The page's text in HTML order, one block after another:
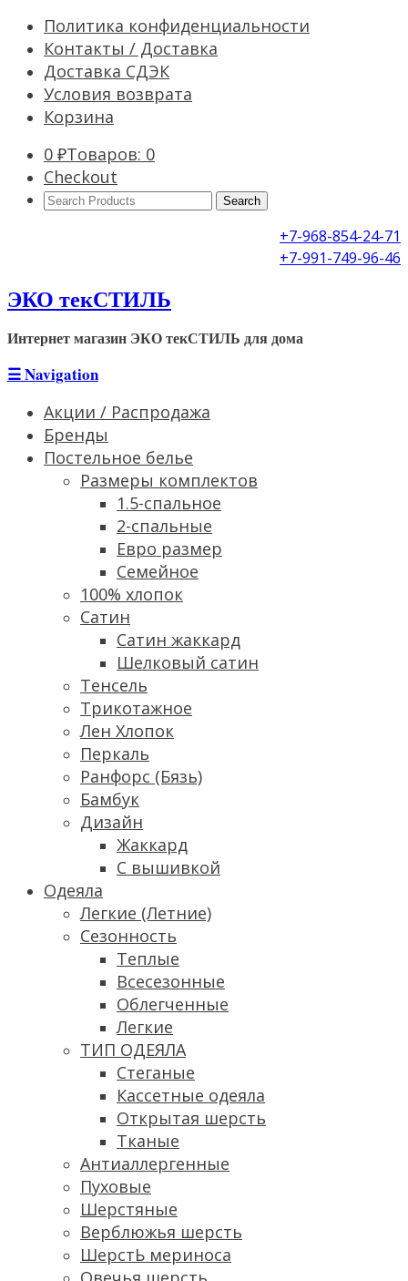
Политика конфиденциальности
Контакты / Доставка
Доставка СДЭК
Условия возврата
Корзина
0 ₽Товаров: 0
Checkout
Search
+7-968-854-24-71
+7-991-749-96-46
ЭКО текСТИЛЬ
Интернет магазин ЭКО текСТИЛЬ для дома
☰Navigation
Акции / Распродажа
Бренды
Постельное белье
Размеры комплектов
1.5-спальное
2-спальные
Евро размер
Семейное
100% хлопок
Сатин
Cатин жаккард
Шелковый сатин
Тенсель
Трикотажное
Лен Хлопок
Перкаль
Ранфорс (Бязь)
Бамбук
Дизайн
Жаккард
С вышивкой
Одеяла
Легкие (Летние)
Сезонность
Теплые
Всесезонные
Облегченные
Легкие
ТИП ОДЕЯЛА
Стеганые
Кассетные одеяла
Открытая шерсть
Тканые
Антиаллергенные
Пуховые
Шерстяные
Верблюжья шерсть
ШерстЬ мериноса